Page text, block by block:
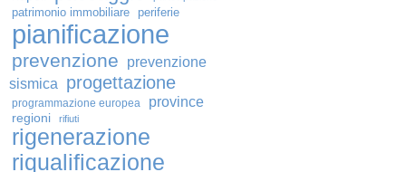
patrimonio immobiliare periferie
pianificazione
prevenzione
prevenzione
sismica
progettazione
programmazione europea province
regioni rifiuti
rigenerazione
riqualificazione